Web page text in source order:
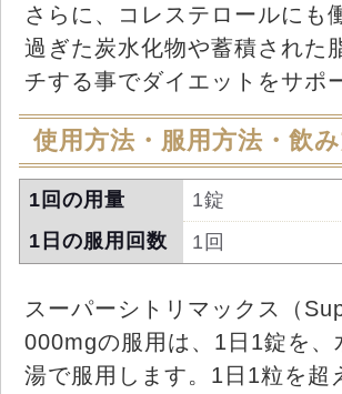
さらに、コレステロールにも
過ぎた炭水化物や蓄積された
チする事でダイエットをサポ
使用方法・服用方法・飲
1回の用量
1錠
1日の服用回数
1回
スーパーシトリマックス（
000mgの服用は、1日1錠を、
湯で服用します。1日1粒を超